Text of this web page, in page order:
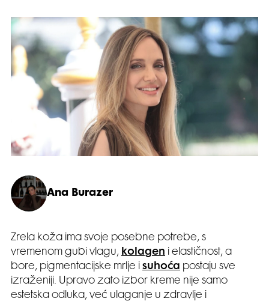
Ana Burazer
Zrela koža ima svoje posebne potrebe, s
vremenom gubi vlagu, kolagen i elastičnost, a
bore, pigmentacijske mrlje i suhoća postaju sve
izraženiji. Upravo zato izbor kreme nije samo
estetska odluka, već ulaganje u zdravlje i